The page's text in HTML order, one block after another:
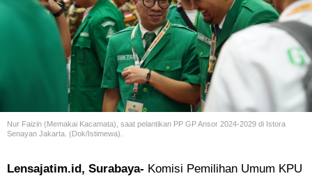
Nur Faizin (Memakai Kacamata), saat pelantikan PP GP Ansor 2024-2029 di Istora
Senayan Jakarta. (Dok/Istimewa).
Lensajatim.id, Surabaya- Komisi Pemilihan Umum KPU